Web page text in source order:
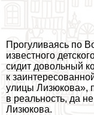
Прогуливаясь по
известного
сидит довольный
к
улицы Лизюкова»,
в реальность, да
Лизюкова.